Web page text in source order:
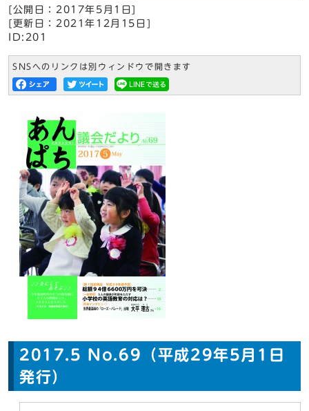
[公開日：2017年5月1日]
[更新日：2021年12月15日]
ID:201
SNSへのリンクは別ウィンドウで開きます
2017.5 No.69（平成29年5月1日
発行）